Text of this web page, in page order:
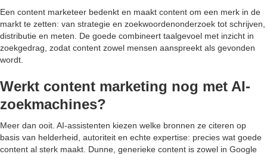
Een content marketeer bedenkt en maakt content om een merk in de
markt te zetten: van strategie en zoekwoordenonderzoek tot schrijven,
distributie en meten. De goede combineert taalgevoel met inzicht in
zoekgedrag, zodat content zowel mensen aanspreekt als gevonden
wordt.
Werkt content marketing nog met AI-
zoekmachines?
Meer dan ooit. AI-assistenten kiezen welke bronnen ze citeren op
basis van helderheid, autoriteit en echte expertise: precies wat goede
content al sterk maakt. Dunne, generieke content is zowel in Google